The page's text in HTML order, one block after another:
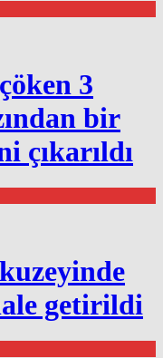
3
bir
çıkarıldı
getirildi